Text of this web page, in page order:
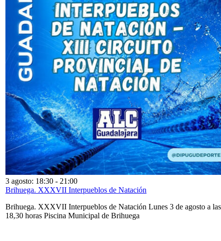
3 agosto: 18:30 - 21:00
Brihuega. XXXVII Interpueblos de Natación
Brihuega. XXXVII Interpueblos de Natación Lunes 3 de agosto a las
18,30 horas Piscina Municipal de Brihuega